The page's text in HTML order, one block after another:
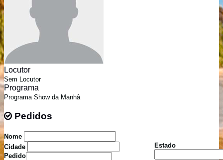
Locutor
Sem Locutor
Programa
Programa Show da Manhâ
Pedidos
Nome
Cidade
Estado
Pedido